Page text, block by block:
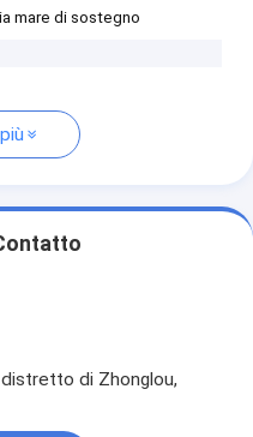
mare di sostegno
di Zhonglou,